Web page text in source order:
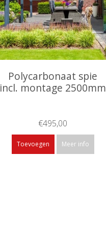
Polycarbonaat spie
incl. montage 2500mm
€495,00
Toevoegen Meer info